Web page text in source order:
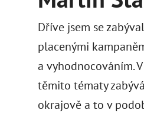
Dříve jsem se
placenými
a vyhodnocováním.
těmito tématy
okrajově a to v